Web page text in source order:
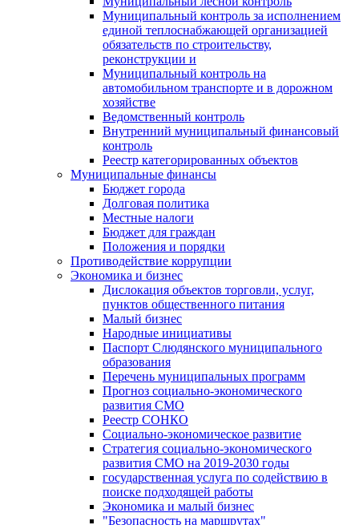
Муниципальный контроль за исполнением
единой теплоснабжающей организацией
обязательств по строительству,
реконструкции и
Муниципальный контроль на
автомобильном транспорте и в дорожном
хозяйстве
Ведомственный контроль
Внутренний муниципальный финансовый
контроль
Реестр категорированных объектов
Муниципальные финансы
Бюджет города
Долговая политика
Местные налоги
Бюджет для граждан
Положения и порядки
Противодействие коррупции
Экономика и бизнес
Дислокация объектов торговли, услуг,
пунктов общественного питания
Малый бизнес
Народные инициативы
Паспорт Слюдянского муниципального
образования
Перечень муниципальных программ
Прогноз социально-экономического
развития СМО
Реестр СОНКО
Социально-экономическое развитие
Стратегия социально-экономического
развития СМО на 2019-2030 годы
государственная услуга по содействию в
поиске подходящей работы
Экономика и малый бизнес
"Безопасность на маршрутах"